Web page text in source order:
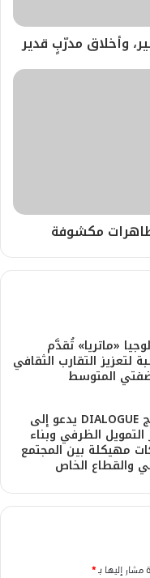
وأخلاق مدرّبٍ قدير
مكشوفة
«ماتريا» تُقدَّم
لتعزيز التقارب الثقافي
المتوسط
برنامج DIALOGUE يدعو إلى
التمويل الظرفي وبناء
مهيكلة بين المجتمع
والقطاع الخاص
مشار إليها بـ*